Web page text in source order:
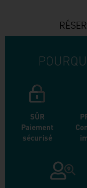
SÛR
Paiement
sécurisé